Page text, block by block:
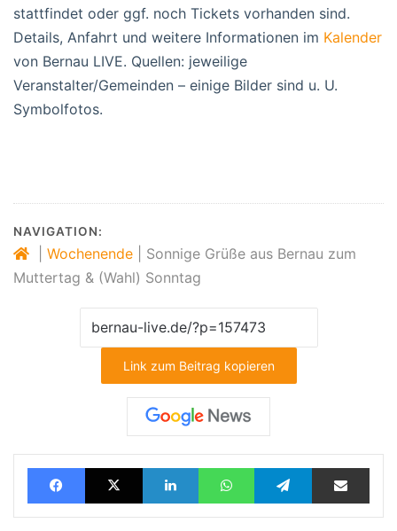
stattfindet oder ggf. noch Tickets vorhanden sind.
Details, Anfahrt und weitere Informationen im Kalender
von Bernau LIVE. Quellen: jeweilige
Veranstalter/Gemeinden – einige Bilder sind u. U.
Symbolfotos.
NAVIGATION:
Wochenende
Sonnige Grüße aus Bernau zum
Muttertag & (Wahl) Sonntag
Link zum Beitrag kopieren
FacebookX LinkedInWhatsAppTelegramTeilen via E-Mail